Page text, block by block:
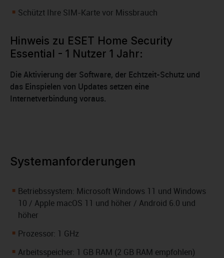
Schützt Ihre SIM-Karte vor Missbrauch
Hinweis zu ESET Home Security
Essential - 1 Nutzer 1 Jahr:
Die Aktivierung der Software, der Echtzeit-Schutz und
das Einspielen von Updates setzen eine
Internetverbindung voraus.
Systemanforderungen
Betriebssystem: Microsoft Windows 11 und Windows
10 / Apple macOS 11 und höher / Android 6.0 und
höher
Prozessor: 1 GHz
Arbeitsspeicher: 1 GB RAM (2 GB RAM empfohlen)